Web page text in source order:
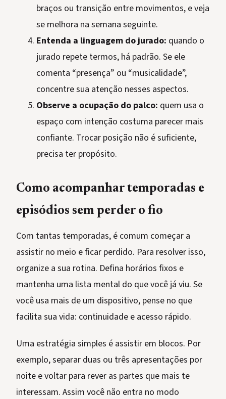
braços ou transição entre movimentos, e veja
se melhora na semana seguinte.
Entenda a linguagem do jurado: quando o
jurado repete termos, há padrão. Se ele
comenta “presença” ou “musicalidade”,
concentre sua atenção nesses aspectos.
Observe a ocupação do palco: quem usa o
espaço com intenção costuma parecer mais
confiante. Trocar posição não é suficiente,
precisa ter propósito.
Como acompanhar temporadas e
episódios sem perder o fio
Com tantas temporadas, é comum começar a
assistir no meio e ficar perdido. Para resolver isso,
organize a sua rotina. Defina horários fixos e
mantenha uma lista mental do que você já viu. Se
você usa mais de um dispositivo, pense no que
facilita sua vida: continuidade e acesso rápido.
Uma estratégia simples é assistir em blocos. Por
exemplo, separar duas ou três apresentações por
noite e voltar para rever as partes que mais te
interessam. Assim você não entra no modo